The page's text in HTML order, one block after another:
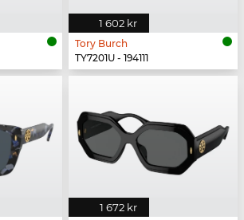
1 602 kr
Tory Burch
TY7201U - 194111
1 672 kr